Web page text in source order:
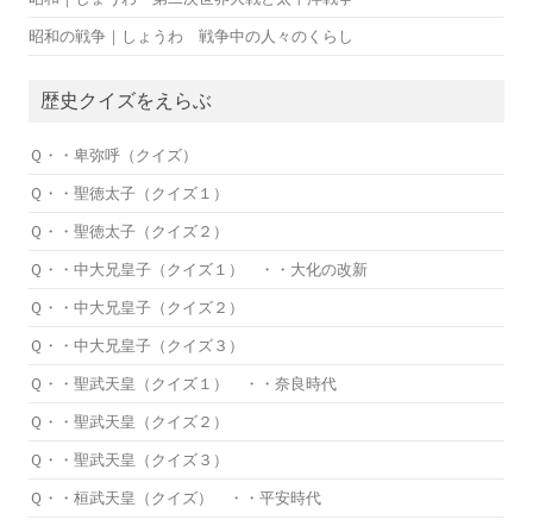
昭和の戦争｜しょうわ 戦争中の人々のくらし
歴史クイズをえらぶ
Ｑ・・卑弥呼（クイズ）
Ｑ・・聖徳太子（クイズ１）
Ｑ・・聖徳太子（クイズ２）
Ｑ・・中大兄皇子（クイズ１） ・・大化の改新
Ｑ・・中大兄皇子（クイズ２）
Ｑ・・中大兄皇子（クイズ３）
Ｑ・・聖武天皇（クイズ１） ・・奈良時代
Ｑ・・聖武天皇（クイズ２）
Ｑ・・聖武天皇（クイズ３）
Ｑ・・桓武天皇（クイズ） ・・平安時代